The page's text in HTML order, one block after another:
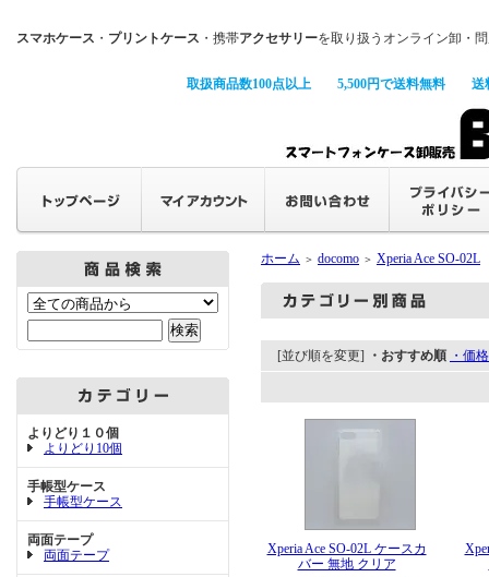
スマホケース ・ プリントケース ・携帯アクセサリーを取り扱うオンライン卸・
取扱商品数100点以上 5,500円で送料無料 送
よりどり１０個
よりどり10個
手帳型ケース
手帳型ケース
両面テープ
両面テープ
ホーム ＞ docomo ＞ Xperia Ace SO-02L
[並び順を変更] ・おすすめ順 ・価
Xperia Ace SO-02L ケースカ
バー 無地 クリア